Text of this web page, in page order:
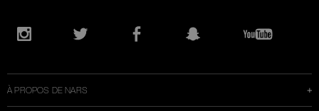
Ouvre
une
À PROPOS DE NARS